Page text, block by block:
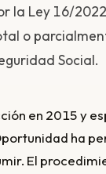
la Ley 16/
o
Social.
ha
El